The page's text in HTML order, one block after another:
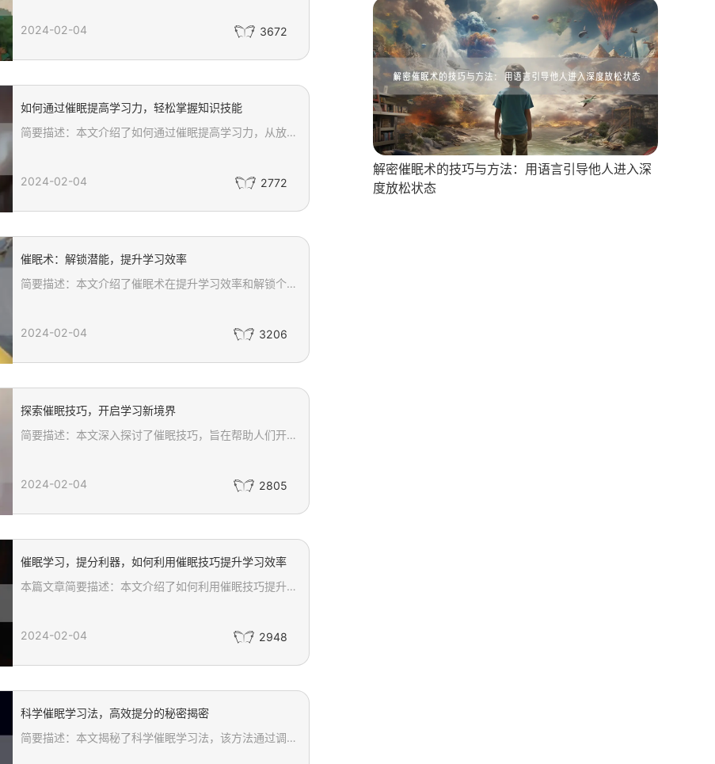
2024-02-04 3672
如何通过催眠提高学习力，轻松掌握知识技能
简要描述：本文介绍了如何通过催眠提高学习力，从放松身心、增强专注力、加速学习等方面分析了催眠对学习的积极影响，旨在帮助读者轻松掌握知识和技能。
2024-02-04 2772
催眠术：解锁潜能，提升学习效率
简要描述：本文介绍了催眠术在提升学习效率和解锁个人潜能方面的神奇效果。通过生动有趣的案例，揭示了催眠术如何帮助人们克服学习障碍，增强专注力和记忆力，同时提供实用的催眠技巧和方法，让读者体验到催眠术的魔力。
2024-02-04 3206
探索催眠技巧，开启学习新境界
简要描述：本文深入探讨了催眠技巧，旨在帮助人们开启学习新境界。通过建立信任与合作关系、引导被催眠者进入深度放松状态以及运用语言暗示等技巧，催眠师能够帮助人们放松身心、改变不健康的行为模式，并带来真正的个人成长和自我治疗效果。
2024-02-04 2805
催眠学习，提分利器，如何利用催眠技巧提升学习效率
本篇文章简要描述：本文介绍了如何利用催眠技巧提升学习效率。通过建立良好的学习环境、运用催眠术语和暗示、深度放松和专注力训练以及使用催眠音频或与专业催眠师合作等方法，可以帮助我们更好地掌握知识，提高学习效果。同时，催眠学习也能够缓解学习压力，增强学习的乐趣和动力。让我们一起迎接学习的挑战，成为学习的能手！
2024-02-04 2948
科学催眠学习法，高效提分的秘密揭密
简要描述：本文揭秘了科学催眠学习法，该方法通过调整大脑状态，帮助学生进入放松状态来提高学习效果。通过创造适合的学习环境、深呼吸放松身心、使用自我暗示、图像化和联想法以及保持好的学习习惯和规律，我们能够更有效地提升学习效果，实现高效提分的目标。
解密催眠术的技巧与方法：用语言引导他人进入深
度放松状态